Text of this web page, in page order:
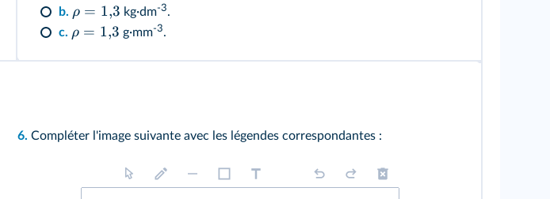
b. ρ = 1,3 kg·dm-3.
c. ρ = 1,3 g·mm-3.
6. Compléter l'image suivante avec les légendes correspondantes :